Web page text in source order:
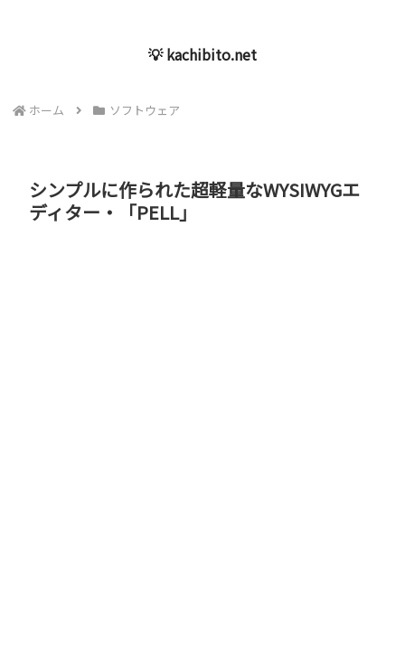
💡 kachibito.net
ホーム ソフトウェア
シンプルに作られた超軽量なWYSIWYGエ
ディター・「PELL」